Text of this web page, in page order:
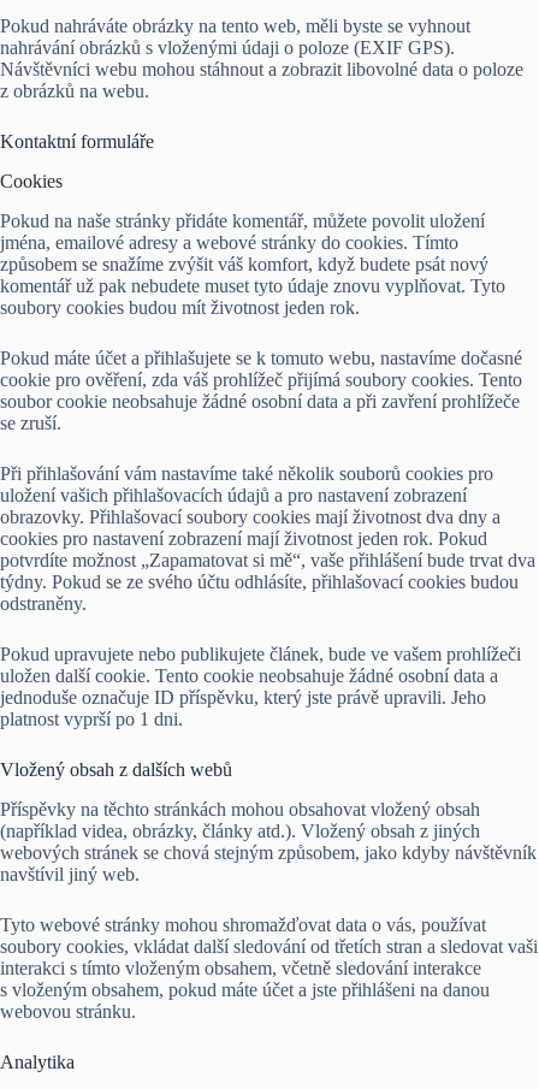
Pokud nahráváte obrázky na tento web, měli byste se vyhnout
nahrávání obrázků s vloženými údaji o poloze (EXIF GPS).
Návštěvníci webu mohou stáhnout a zobrazit libovolné data o poloze
z obrázků na webu.
Kontaktní formuláře
Cookies
Pokud na naše stránky přidáte komentář, můžete povolit uložení
jména, emailové adresy a webové stránky do cookies. Tímto
způsobem se snažíme zvýšit váš komfort, když budete psát nový
komentář už pak nebudete muset tyto údaje znovu vyplňovat. Tyto
soubory cookies budou mít životnost jeden rok.
Pokud máte účet a přihlašujete se k tomuto webu, nastavíme dočasné
cookie pro ověření, zda váš prohlížeč přijímá soubory cookies. Tento
soubor cookie neobsahuje žádné osobní data a při zavření prohlížeče
se zruší.
Při přihlašování vám nastavíme také několik souborů cookies pro
uložení vašich přihlašovacích údajů a pro nastavení zobrazení
obrazovky. Přihlašovací soubory cookies mají životnost dva dny a
cookies pro nastavení zobrazení mají životnost jeden rok. Pokud
potvrdíte možnost „Zapamatovat si mě“, vaše přihlášení bude trvat dva
týdny. Pokud se ze svého účtu odhlásíte, přihlašovací cookies budou
odstraněny.
Pokud upravujete nebo publikujete článek, bude ve vašem prohlížeči
uložen další cookie. Tento cookie neobsahuje žádné osobní data a
jednoduše označuje ID příspěvku, který jste právě upravili. Jeho
platnost vyprší po 1 dni.
Vložený obsah z dalších webů
Příspěvky na těchto stránkách mohou obsahovat vložený obsah
(například videa, obrázky, články atd.). Vložený obsah z jiných
webových stránek se chová stejným způsobem, jako kdyby návštěvník
navštívil jiný web.
Tyto webové stránky mohou shromažďovat data o vás, používat
soubory cookies, vkládat další sledování od třetích stran a sledovat vaši
interakci s tímto vloženým obsahem, včetně sledování interakce
s vloženým obsahem, pokud máte účet a jste přihlášeni na danou
webovou stránku.
Analytika